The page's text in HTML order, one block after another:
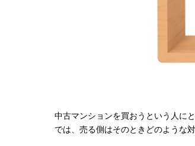
中古マンションを買おうという人に
では、売る側はそのときどのような